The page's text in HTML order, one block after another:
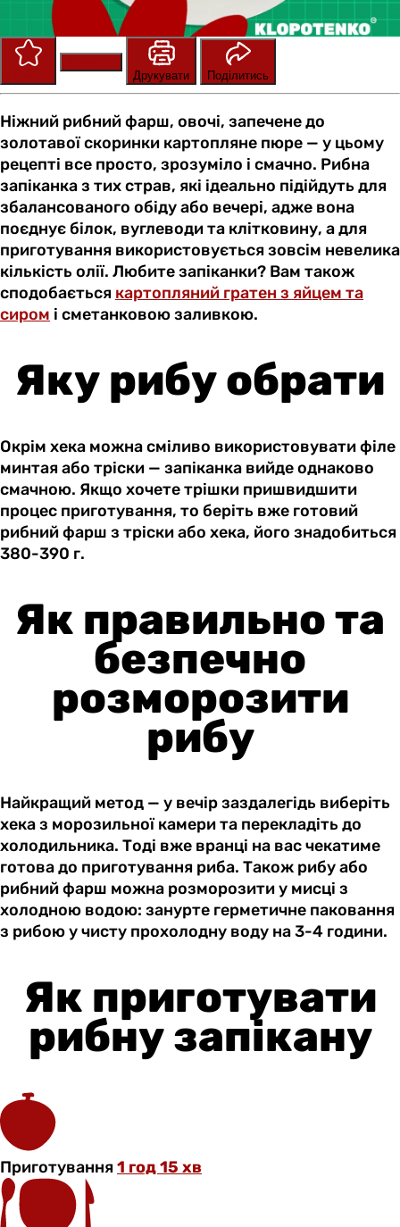
Друкувати
Поділитись
Ніжний рибний фарш, овочі, запечене до
золотавої скоринки картопляне пюре — у цьому
рецепті все просто, зрозуміло і смачно. Рибна
запіканка з тих страв, які ідеально підійдуть для
збалансованого обіду або вечері, адже вона
поєднує білок, вуглеводи та клітковину, а для
приготування використовується зовсім невелика
кількість олії. Любите запіканки? Вам також
сподобається картопляний гратен з яйцем та
сиром і сметанковою заливкою.
Яку рибу обрати
Окрім хека можна сміливо використовувати філе
минтая або тріски — запіканка вийде однаково
смачною. Якщо хочете трішки пришвидшити
процес приготування, то беріть вже готовий
рибний фарш з тріски або хека, його знадобиться
380-390 г.
Як правильно та
безпечно
розморозити
рибу
Найкращий метод — у вечір заздалегідь виберіть
хека з морозильної камери та перекладіть до
холодильника. Тоді вже вранці на вас чекатиме
готова до приготування риба. Також рибу або
рибний фарш можна розморозити у мисці з
холодною водою: занурте герметичне паковання
з рибою у чисту прохолодну воду на 3-4 години.
Як приготувати
рибну запікану
Приготування1 год 15 хв